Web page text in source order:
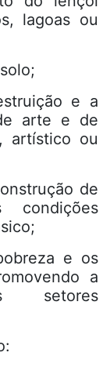
lagoas ou
e a
arte e de
artístico ou
de
e os
a
setores